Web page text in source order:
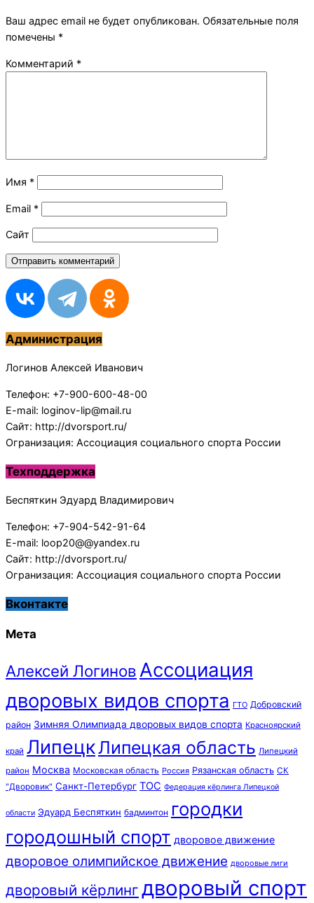
Ваш адрес email не будет опубликован. Обязательные поля
помечены *
Комментарий *
Имя *
Email *
Сайт
Администрация
Логинов Алексей Иванович
Телефон: +7-900-600-48-00
E-mail: loginov-lip@mail.ru
Сайт: http://dvorsport.ru/
Огранизация: Ассоциация социального спорта России
Техподдержка
Беспяткин Эдуард Владимирович
Телефон: +7-904-542-91-64
E-mail: loop20@@yandex.ru
Сайт: http://dvorsport.ru/
Огранизация: Ассоциация социального спорта России
Вконтакте
Мета
Алексей ЛогиновАссоциация
дворовых видов спорта ГТО Добровский
район Зимняя Олимпиада дворовых видов спорта Красноярский
край ЛипецкЛипецкая область Липецкий
район Москва Московская область Россия Рязанская область СК
"Дворовик" Санкт-Петербург ТОС Федерация кёрлинга Липецкой
области Эдуард Беспяткин бадминтон городки
городошный спорт дворовое движение
дворовое олимпийское движение дворовые лиги
дворовый кёрлинг дворовый спорт